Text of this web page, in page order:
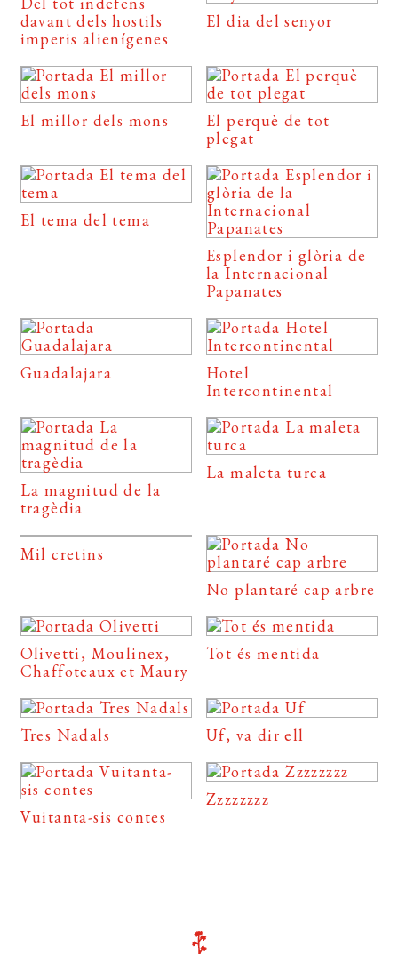
davant dels hostils
imperis alienígenes
El dia del senyor
El millor dels mons
El perquè de tot
plegat
El tema del tema
Esplendor i glòria de
la Internacional
Papanates
Guadalajara
Hotel
Intercontinental
La magnitud de la
tragèdia
La maleta turca
Mil cretins
No plantaré cap arbre
Olivetti, Moulinex,
Chaffoteaux et Maury
Tot és mentida
Tres Nadals Uf, va dir ell
Vuitanta-sis contes
Zzzzzzzz